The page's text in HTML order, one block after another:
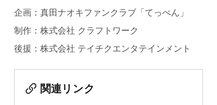
企画：真田ナオキファンクラブ「てっぺん」
制作：株式会社 クラフトワーク
後援：株式会社 テイチクエンタテインメント
関連リンク